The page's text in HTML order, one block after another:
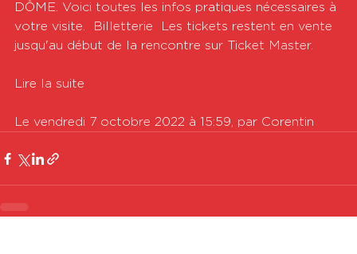
DÔME. Voici toutes les infos pratiques nécessaires à
votre visite.  Billetterie  Les tickets restent en vente
jusqu'au début de la rencontre sur Ticket Master.
Lire la suite
Le vendredi 7 octobre 2022 à 15:59, par Corentin